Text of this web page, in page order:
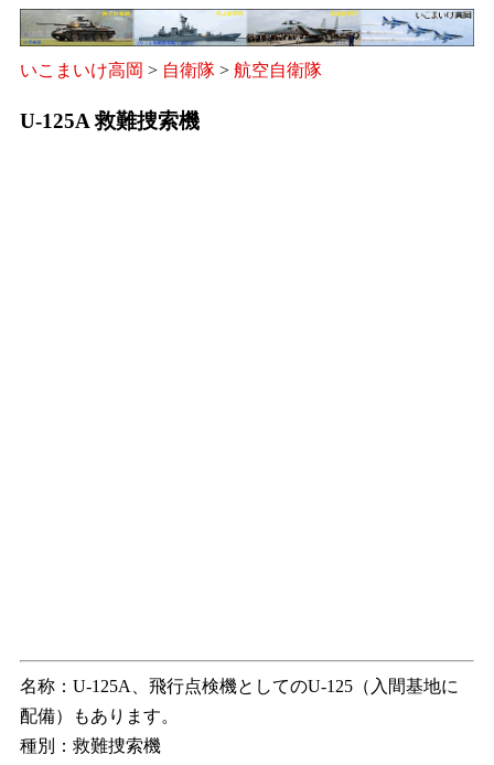
いこまいけ高岡 > 自衛隊 > 航空自衛隊
U-125A 救難捜索機
名称：U-125A、飛行点検機としてのU-125（入間基地に
配備）もあります。
種別：救難捜索機